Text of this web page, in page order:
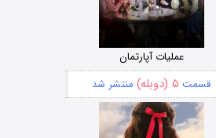
عملیات آپارتمان
قسمت ۵ (دوبله) منتشر شد